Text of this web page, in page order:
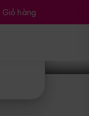
Giỏ hàng